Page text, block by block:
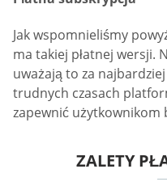
Jak wspomnieliśmy
ma takiej płatnej wersji.
uważają to za
trudnych czasach
zapewnić użytkownikom
ZALETY